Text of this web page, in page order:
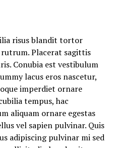
risus blandit tortor
Placerat sagittis
Conubia est vestibulum
lacus eros nascetur,
imperdiet ornare
tempus, hac
aliquam ornare egestas
vel sapien pulvinar. Quis
adipiscing pulvinar mi sed